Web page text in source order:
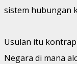
sistem hubungan
Usulan itu
Negara di mana